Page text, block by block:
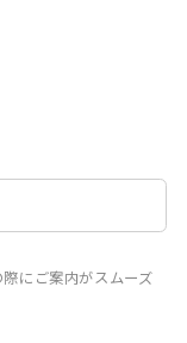
にご案内がスムーズ